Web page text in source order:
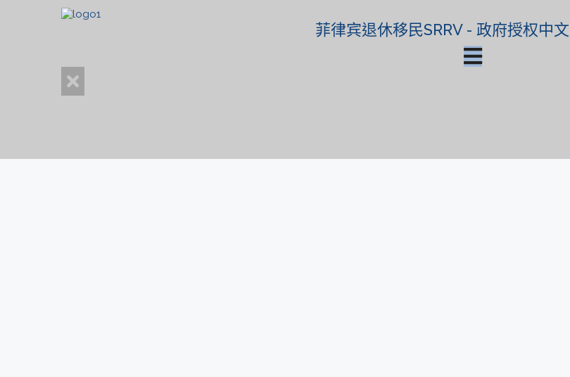
菲律宾退休移民SRRV - 政府授权中